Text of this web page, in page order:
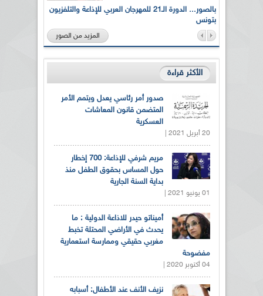
بالصور... الدورة الـ21 للمهرجان العربي للإذاعة والتلفزيون
بتونس
المزيد من الصور
الأكثر قراءة
صدور أمر رئاسي يعدل ويتمم الأمر
المتضمن قانون المعاشات
العسكرية
20 أبريل 2021 |
مريم شرفي للإذاعة: 700 إخطار
حول المساس بحقوق الطفل منذ
بداية السنة الجارية
01 يونيو 2021 |
أميناتو حيدر للاذاعة الدولية : ما
يحدث في الأراضي المحتلة تخبط
مغربي حقيقي وممارسة استعمارية
مفضوحة
04 أكتوبر 2020 |
نزيف الأنف عند الأطفال: أسبابه